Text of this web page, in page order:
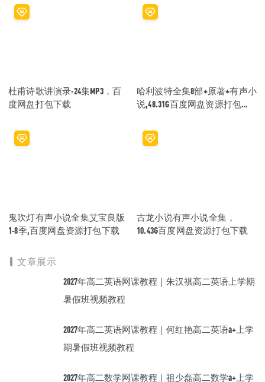
杜甫诗歌讲演录-24集MP3，百
度网盘打包下载
哈利波特全集8部+原著+有声小
说,48.31G百度网盘资源打包下
鬼吹灯有声小说全集艾宝良版
1-8季,百度网盘资源打包下载
古龙小说有声小说全集，
10.43G百度网盘资源打包下载
文章展示
2027年高二英语网课教程｜朱汉祺高二英语上学期
暑假班视频教程
2027年高二英语网课教程｜何红艳高二英语a+上学
期暑假班视频教程
2027年高二数学网课教程｜祖少磊高二数学a+上学